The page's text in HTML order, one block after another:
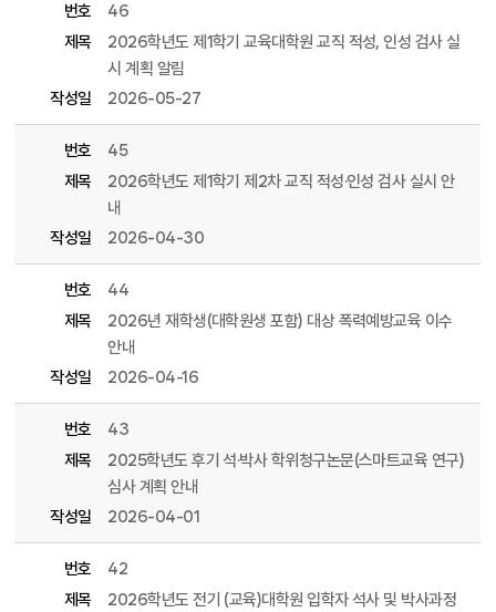
번호
46
제목
2026학년도 제1학기 교육대학원 교직 적성, 인성 검사 실
시 계획 알림
작성일
2026-05-27
번호
45
제목
2026학년도 제1학기 제2차 교직 적성·인성 검사 실시 안
내
작성일
2026-04-30
번호
44
제목
2026년 재학생(대학원생 포함) 대상 폭력예방교육 이수
안내
작성일
2026-04-16
번호
43
제목
2025학년도 후기 석·박사 학위청구논문(스마트교육 연구)
심사 계획 안내
작성일
2026-04-01
번호
42
제목
2026학년도 전기 (교육)대학원 입학자 석사 및 박사과정